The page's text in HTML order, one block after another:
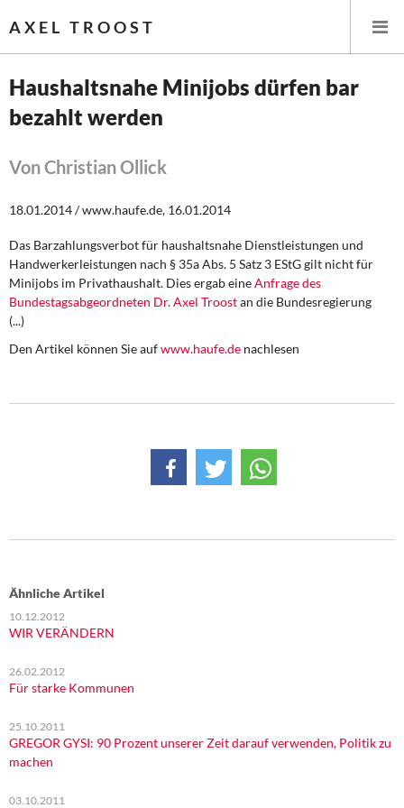
AXEL TROOST
Startseite
Themen
Leitlinien linker Wirtschafts- und Finanzpolitik
Wirtschaftspolitik
Steuer- und Finanzpolitik
Institut Solidarische Moderne
Rosa-Luxemburg-Stiftung
Über mich
Kontakt
Haushaltsnahe Minijobs dürfen bar
bezahlt werden
Von Christian Ollick
18.01.2014 / www.haufe.de, 16.01.2014
Das Barzahlungsverbot für haushaltsnahe Dienstleistungen und
Handwerkerleistungen nach § 35a Abs. 5 Satz 3 EStG gilt nicht für
Minijobs im Privathaushalt. Dies ergab eineAnfrage des
Bundestagsabgeordneten Dr. Axel Troostan die Bundesregierung
(...)
Den Artikel können Sie aufwww.haufe.de nachlesen
Ähnliche Artikel
10.12.2012
WIR VERÄNDERN
26.02.2012
Für starke Kommunen
25.10.2011
GREGOR GYSI: 90 Prozent unserer Zeit darauf verwenden, Politik zu
machen
03.10.2011